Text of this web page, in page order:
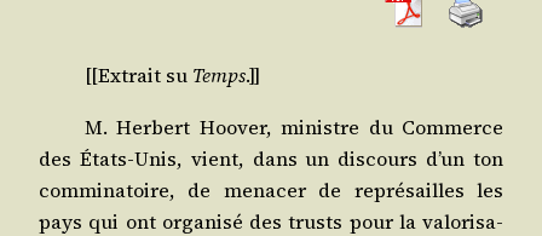
[[Extrait su Temps.]]
M. Her­bert Hoo­ver, ministre du Com­merce
des États-Unis, vient, dans un dis­cours d’un ton
com­mi­na­toire, de mena­cer de repré­sailles les
pays qui ont orga­ni­sé des trusts pour la valo­ri­sa­